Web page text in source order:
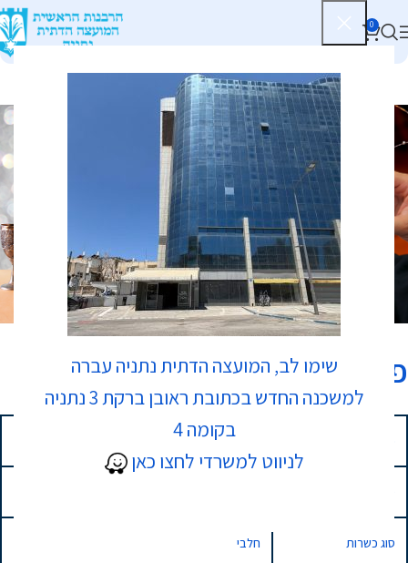
שימו לב, המועצה הדתית נתניה עברה
למשכנה החדש בכתובת ראובן ברקת 3 נתניה
בקומה 4
לניווט למשרדי לחצו כאן
0
כשרות
פיצה דומינו
6 אמנון ותמר, נתניה, Israel
סוג כשרות חלבי